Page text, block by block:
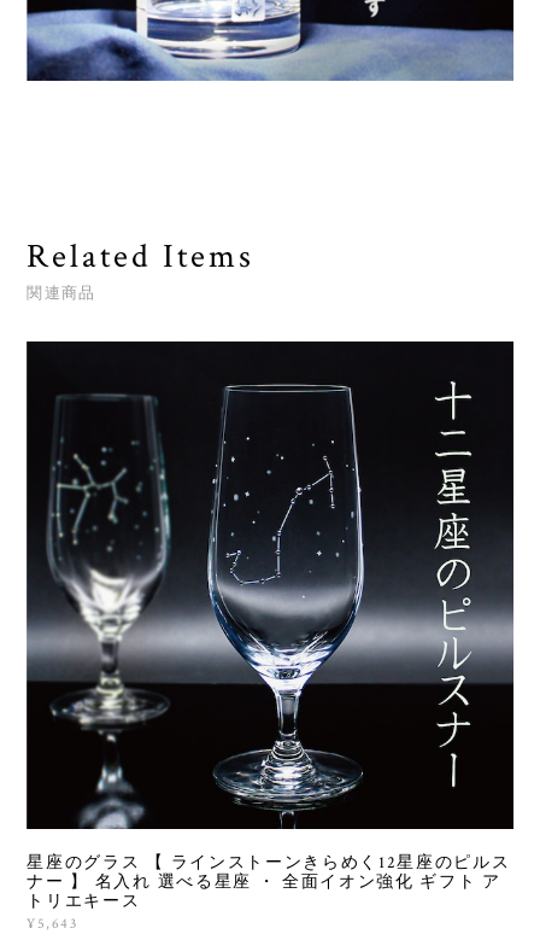
Related Items
関連商品
星座のグラス 【 ラインストーンきらめく12星座のピルス
ナー 】 名入れ 選べる星座 ・ 全面イオン強化 ギフト ア
トリエキース
¥5,643